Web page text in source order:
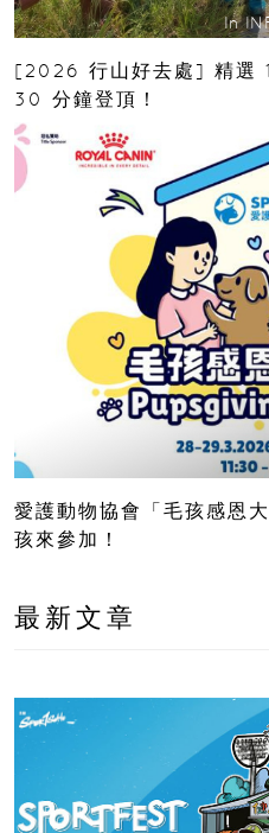
In
[2026 行山好去處] 精選
30 分鐘登頂！
愛護動物協會「毛孩感恩
孩來參加！
最新文章